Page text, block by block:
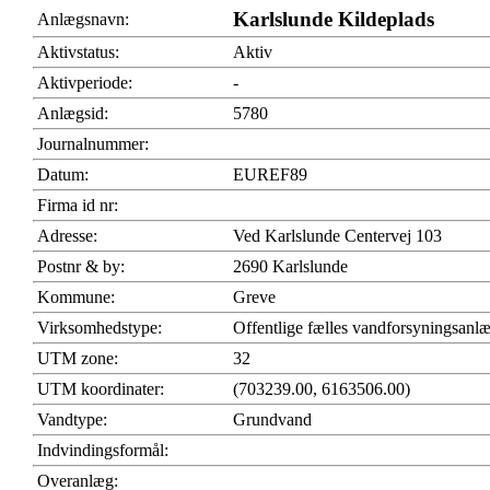
Anlægsnavn: Karlslunde Kildeplads
Aktivstatus:
Aktiv
Aktivperiode:
-
Anlægsid:
5780
Journalnummer:
Datum:
EUREF89
Firma id nr:
Adresse:
Ved Karlslunde Centervej 103
Postnr & by:
2690 Karlslunde
Kommune:
Greve
Virksomhedstype:
Offentlige fælles
UTM zone:
32
UTM koordinater:
(703239.00, 6163506.00)
Vandtype:
Grundvand
Indvindingsformål:
Overanlæg: